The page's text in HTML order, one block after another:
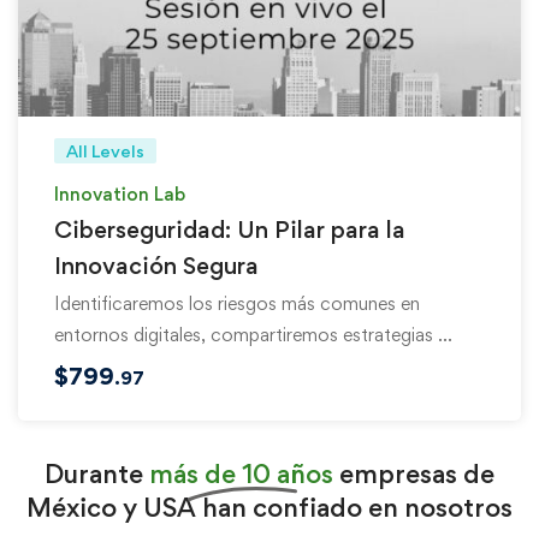
All Levels
Innovation Lab
Ciberseguridad: Un Pilar para la
Innovación Segura
Identificaremos los riesgos más comunes en
entornos digitales, compartiremos estrategias …
$799.97
Durante más de 10 años empresas de
México y USA han confiado en nosotros